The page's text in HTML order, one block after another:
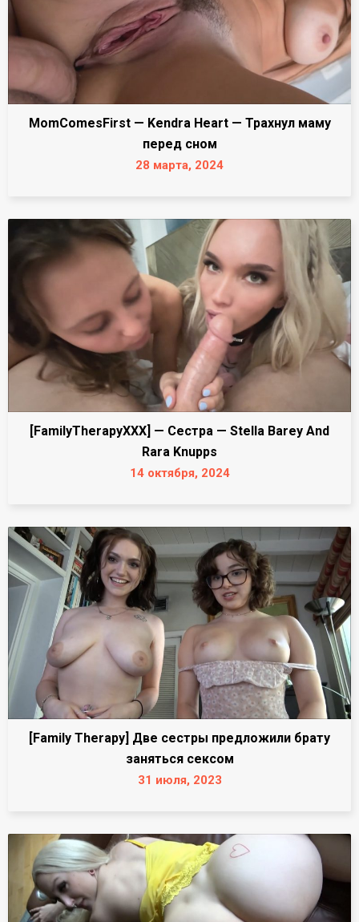
MomComesFirst — Kendra Heart — Трахнул маму
перед сном
28 марта, 2024
[FamilyTherapyXXX] — Сестра — Stella Barey And
Rara Knupps
14 октября, 2024
[Family Therapy] Две сестры предложили брату
заняться сексом
31 июля, 2023